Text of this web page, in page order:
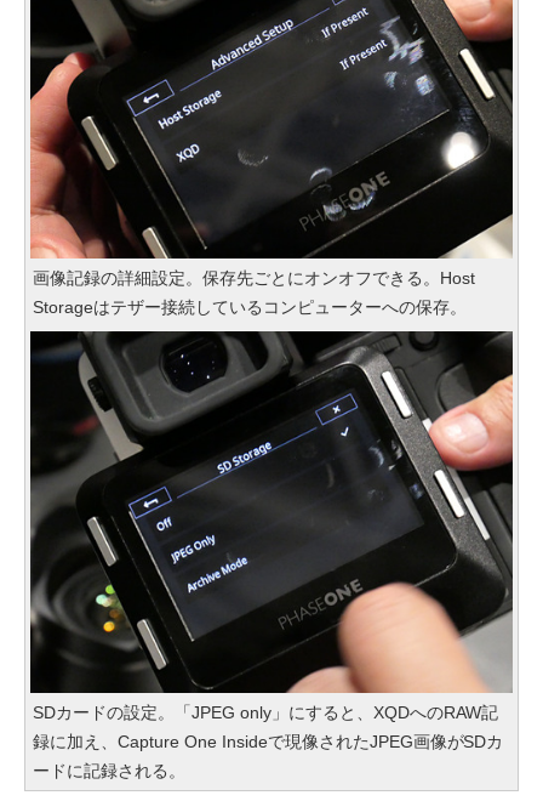
画像記録の詳細設定。保存先ごとにオンオフできる。Host
Storageはテザー接続しているコンピューターへの保存。
SDカードの設定。「JPEG only」にすると、XQDへのRAW記
録に加え、Capture One Insideで現像されたJPEG画像がSDカ
ードに記録される。